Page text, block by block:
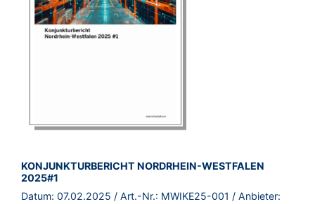
BROSCHÜRE:
KONJUNKTURBERICHT NORDRHEIN-WESTFALEN
2025#1
Datum: 07.02.2025 / Art.-Nr.: MWIKE25-001 / Anbieter: